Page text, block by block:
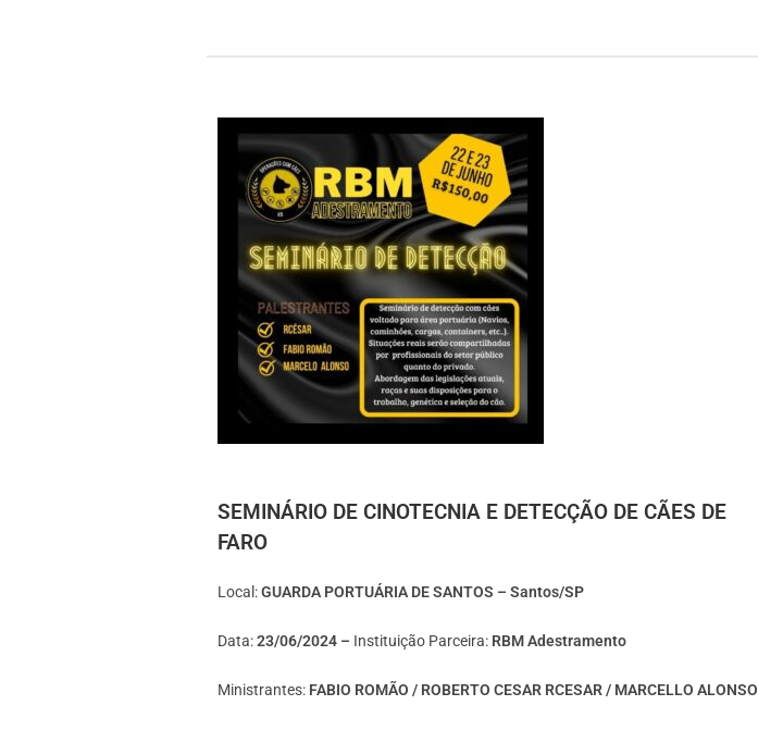
SEMINÁRIO DE CINOTECNIA E DETECÇÃO DE CÃES DE
FARO
Local:GUARDA PORTUÁRIA DE SANTOS – Santos/SP
Data:23/06/2024 – Instituição Parceira: RBM Adestramento
Ministrantes: FABIO ROMÃO / ROBERTO CESAR RCESAR / MARCELLO ALONSO